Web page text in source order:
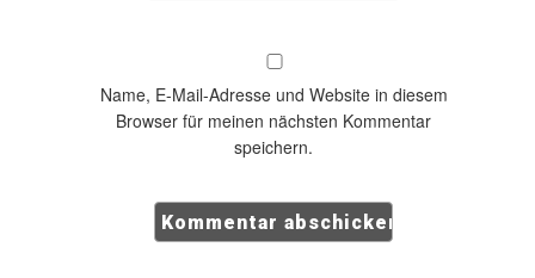
Name, E-Mail-Adresse und Website in diesem
Browser für meinen nächsten Kommentar
speichern.